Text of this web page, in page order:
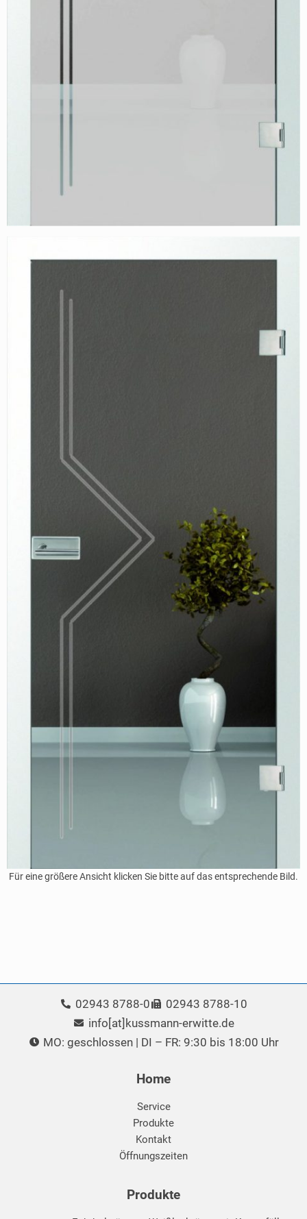
Für eine größere Ansicht klicken Sie bitte auf das entsprechende Bild.
02943 8788-0
02943 8788-10
info[at]kussmann-erwitte.de
MO: geschlossen | DI – FR: 9:30 bis 18:00 Uhr
Home
Service
Produkte
Kontakt
Öffnungszeiten
Produkte